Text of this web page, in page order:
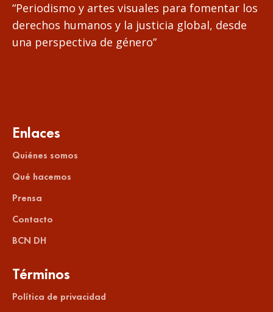
“Periodismo y artes visuales para fomentar los
derechos humanos y la justicia global, desde
una perspectiva de género”
Enlaces
Quiénes somos
Qué hacemos
Prensa
Contacto
BCN DH
Términos
Política de privacidad